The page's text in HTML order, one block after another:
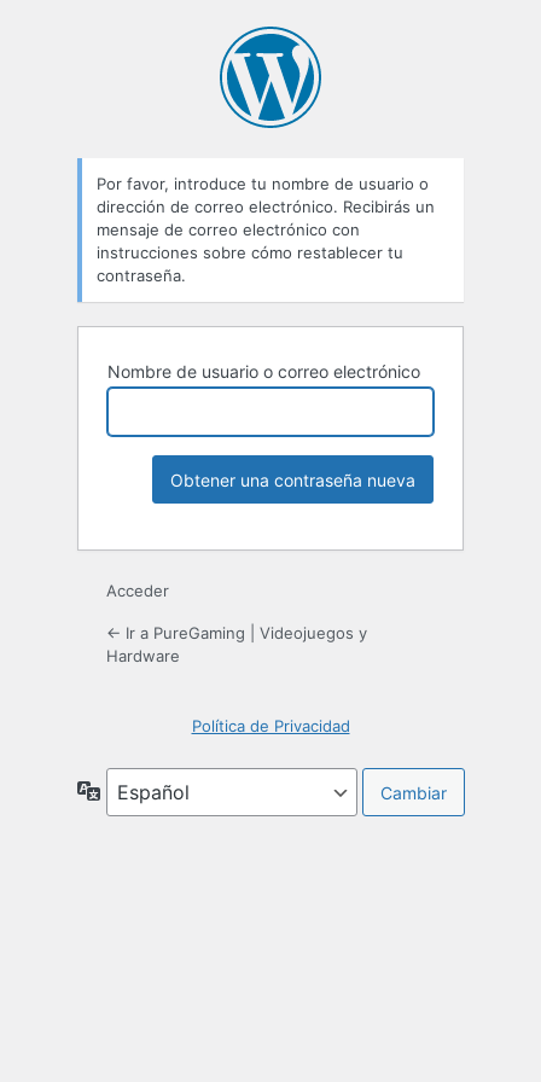
Por favor, introduce tu nombre de usuario o
dirección de correo electrónico. Recibirás un
mensaje de correo electrónico con
instrucciones sobre cómo restablecer tu
contraseña.
Nombre de usuario o correo electrónico
Acceder
← Ir a PureGaming | Videojuegos y
Hardware
Política de Privacidad
Idioma